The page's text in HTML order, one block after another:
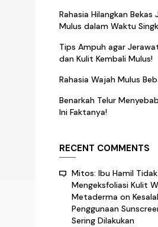
Rahasia Hilangkan Bekas
Mulus dalam Waktu
Tips Ampuh agar
dan Kulit Kembali Mulus!
Rahasia Wajah Mulus
Benarkah Telur
Ini Faktanya!
RECENT COMMENTS
Mitos: Ibu Hamil
Mengeksfoliasi Kulit
Metaderma on
Penggunaan
Sering Dilakukan